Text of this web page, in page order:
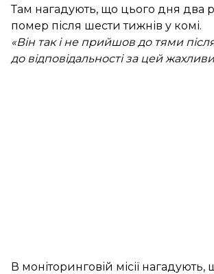
Там нагадують, що цього дня два
помер після шести тижнів у комі.
«Він так і не прийшов до тями
до відповідальності за цей
В моніторинговій місії